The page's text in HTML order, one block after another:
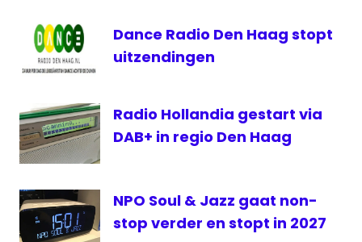
Radio
Dance Radio Den Haag stopt
uitzendingen
Radio Hollandia gestart via
DAB+ in regio Den Haag
NPO Soul & Jazz gaat non-
stop verder en stopt in 2027